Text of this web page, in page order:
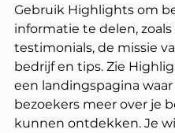
Gebruik Highlights om
informatie te delen, zoals
testimonials, de missie
bedrijf en tips. Zie
een landingspagina waar
bezoekers meer over je
kunnen ontdekken. Je